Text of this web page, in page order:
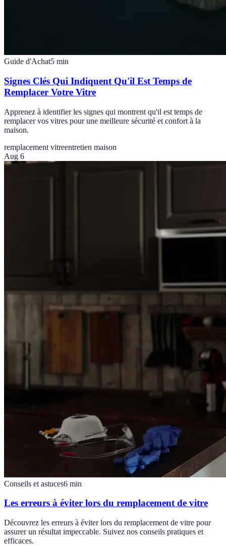
Guide d'Achat5 min
Signes Clés Qui Indiquent Qu'il Est Temps de
Remplacer Votre Vitre
Apprenez à identifier les signes qui montrent qu'il est temps de
remplacer vos vitres pour une meilleure sécurité et confort à la
maison.
remplacement vitreentretien maison
Aug 6
Conseils et astuces6 min
Les erreurs à éviter lors du remplacement de vitre
Découvrez les erreurs à éviter lors du remplacement de vitre pour
assurer un résultat impeccable. Suivez nos conseils pratiques et
efficaces.